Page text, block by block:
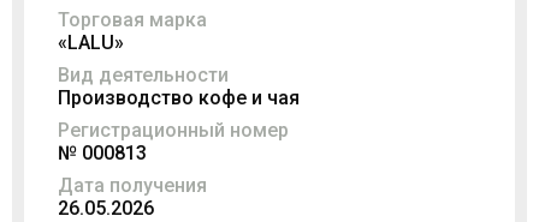
Торговая марка
«LALU»
Вид деятельности
Производство кофе и чая
Регистрационный номер
№ 000813
Дата получения
26.05.2026